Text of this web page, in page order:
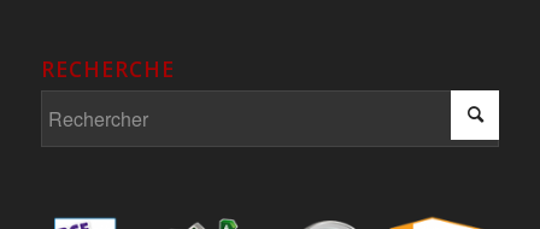
RECHERCHE